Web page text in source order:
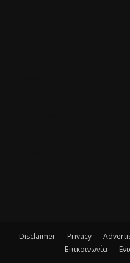
Disclaimer Privacy
Επικοινωνία